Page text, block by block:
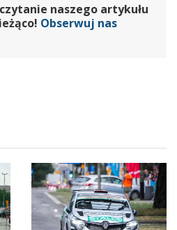
naszego artykułu
Obserwuj nas